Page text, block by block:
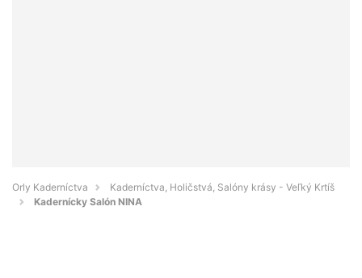
Orly Kaderníctva
Kaderníctva, Holičstvá, Salóny krásy - Veľký Krtíš
Kadernícky Salón NINA